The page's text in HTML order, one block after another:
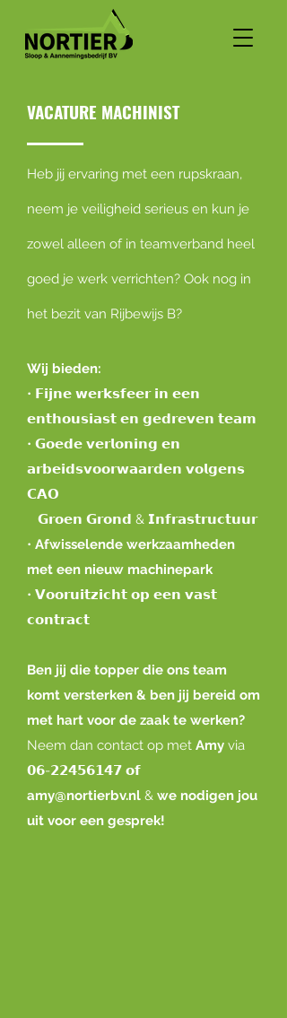
VACATURE MACHINIST
Heb jij ervaring met een rupskraan,
neem je veiligheid serieus en kun je
zowel alleen of in teamverband heel
goed je werk verrichten? Ook nog in
het bezit van Rijbewijs B?
Wij bieden:
• 𝗙𝗶𝗷𝗻𝗲 𝘄𝗲𝗿𝗸𝘀𝗳𝗲𝗲𝗿 𝗶𝗻 𝗲𝗲𝗻
𝗲𝗻𝘁𝗵𝗼𝘂𝘀𝗶𝗮𝘀𝘁 𝗲𝗻 𝗴𝗲𝗱𝗿𝗲𝘃𝗲𝗻 𝘁𝗲𝗮𝗺
• 𝗚𝗼𝗲𝗱𝗲 𝘃𝗲𝗿𝗹𝗼𝗻𝗶𝗻𝗴 𝗲𝗻
𝗮𝗿𝗯𝗲𝗶𝗱𝘀𝘃𝗼𝗼𝗿𝘄𝗮𝗮𝗿𝗱𝗲𝗻 𝘃𝗼𝗹𝗴𝗲𝗻𝘀
𝗖𝗔𝗢
𝗚𝗿𝗼𝗲𝗻 𝗚𝗿𝗼𝗻𝗱 & 𝗜𝗻𝗳𝗿𝗮𝘀𝘁𝗿𝘂𝗰𝘁𝘂𝘂𝗿
• Afwisselende werkzaamheden
met een nieuw machinepark
• 𝗩𝗼𝗼𝗿𝘂𝗶𝘁𝘇𝗶𝗰𝗵𝘁 𝗼𝗽 𝗲𝗲𝗻 𝘃𝗮𝘀𝘁
𝗰𝗼𝗻𝘁𝗿𝗮𝗰𝘁
Ben jij die topper die ons team
komt versterken & ben jij bereid om
met hart voor de zaak te werken?
Neem dan contact op met Amy via
𝟬𝟲-𝟮𝟮𝟰𝟱𝟲𝟭𝟰𝟳 𝗼𝗳
amy@nortierbv.nl & we nodigen jou
uit voor een gesprek!